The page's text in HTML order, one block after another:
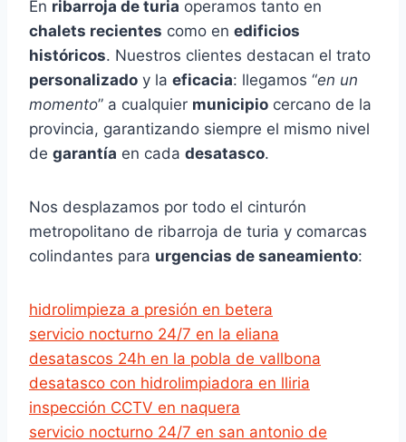
En ribarroja de turia operamos tanto en
chalets recientes como en edificios
históricos. Nuestros clientes destacan el trato
personalizado y la eficacia: llegamos “en un
momento” a cualquier municipio cercano de la
provincia, garantizando siempre el mismo nivel
de garantía en cada desatasco.
Nos desplazamos por todo el cinturón
metropolitano de ribarroja de turia y comarcas
colindantes para urgencias de saneamiento:
hidrolimpieza a presión en betera
servicio nocturno 24/7 en la eliana
desatascos 24h en la pobla de vallbona
desatasco con hidrolimpiadora en lliria
inspección CCTV en naquera
servicio nocturno 24/7 en san antonio de